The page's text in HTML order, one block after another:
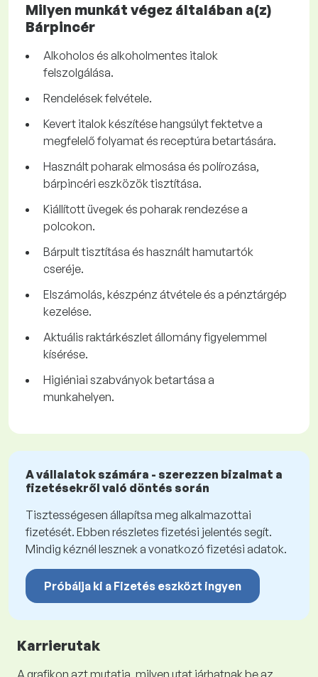
Milyen munkát végez általában a(z)
Bárpincér
Alkoholos és alkoholmentes italok
felszolgálása.
Rendelések felvétele.
Kevert italok készítése hangsúlyt fektetve a
megfelelő folyamat és receptúra betartására.
Használt poharak elmosása és polírozása,
bárpincéri eszközök tisztítása.
Kiállított üvegek és poharak rendezése a
polcokon.
Bárpult tisztítása és használt hamutartók
cseréje.
Elszámolás, készpénz átvétele és a pénztárgép
kezelése.
Aktuális raktárkészlet állomány figyelemmel
kísérése.
Higiéniai szabványok betartása a
munkahelyen.
A vállalatok számára - szerezzen bizalmat a
fizetésekről való döntés során
Tisztességesen állapítsa meg alkalmazottai
fizetését. Ebben részletes fizetési jelentés segít.
Mindig kéznél lesznek a vonatkozó fizetési adatok.
Próbálja ki a Fizetés eszközt ingyen
Karrierutak